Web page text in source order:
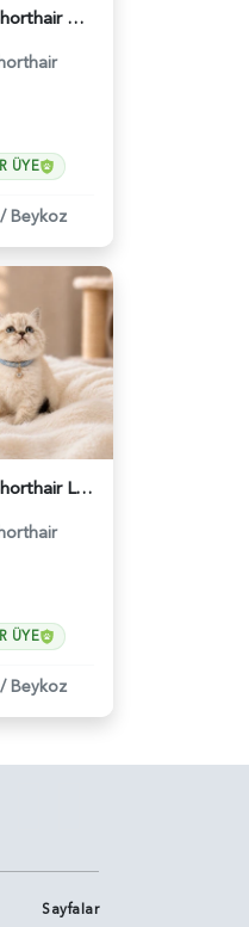
British Shorthair Golden Black Erkek - 5208
ÜYE
/Beykoz
British Shorthair Lynx Point Erkek Yavrumuz - 4721
ÜYE
/Beykoz
Sayfalar